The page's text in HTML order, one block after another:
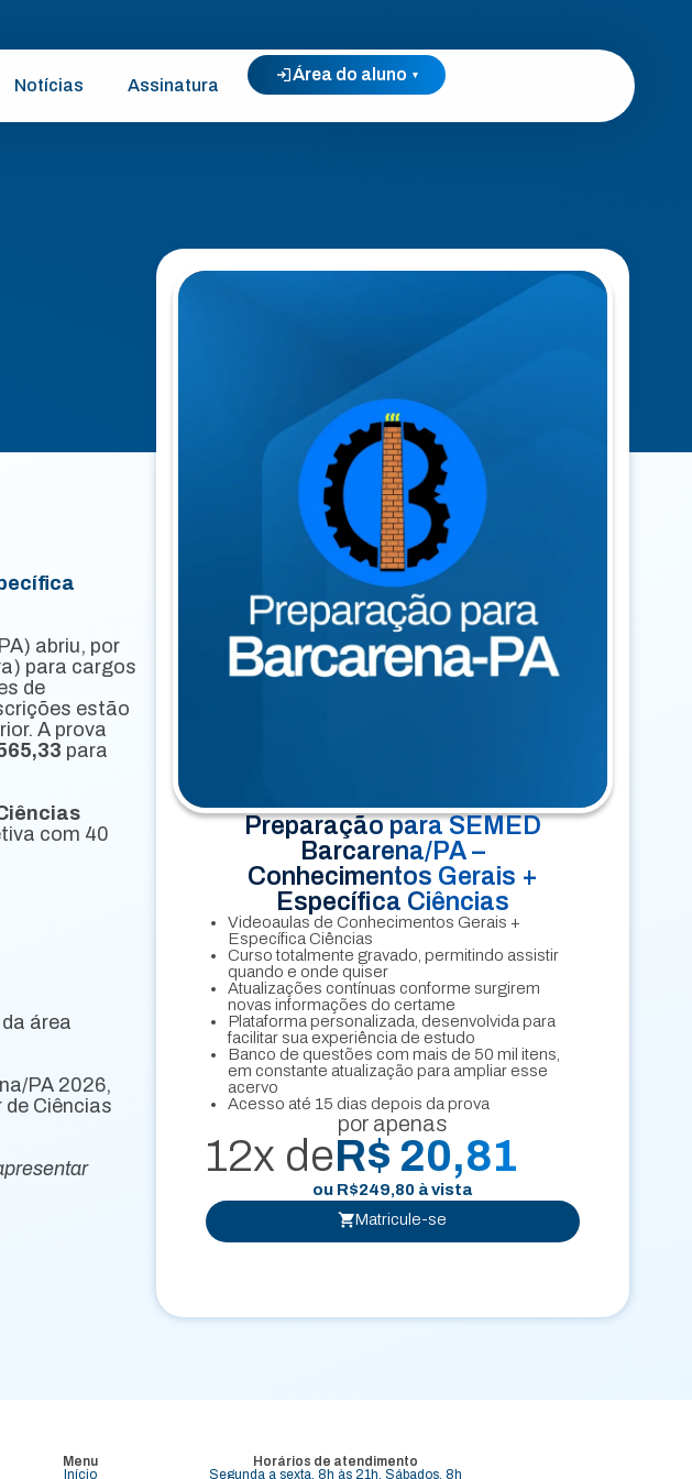
Notícias Assinatura
Área do aluno ▾
abriu, por
para cargos
de
estão
A prova
para
com 40
área
PA 2026,
Ciências
Preparação para SEMED
Barcarena/PA –
Conhecimentos Gerais +
Específica Ciências
Videoaulas de Conhecimentos Gerais +
Específica Ciências
Curso totalmente gravado, permitindo assistir
quando e onde quiser
Atualizações contínuas conforme surgirem
novas informações do certame
Plataforma personalizada, desenvolvida para
facilitar sua experiência de estudo
Banco de questões com mais de 50 mil itens,
em constante atualização para ampliar esse
acervo
Acesso até 15 dias depois da prova
por apenas
12x deR$ 20,81
ou R$249,80 à vista
Matricule-se
Menu
Início
Horários de atendimento
Segunda a sexta, 8h às 21h. Sábados, 8h